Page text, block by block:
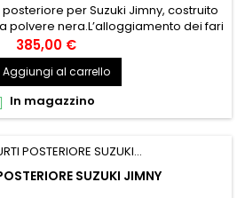
per Suzuki Jimny, costruito
polvere nera.L’alloggiamento dei fari
maggiore protezione di quest’ultimi
e l’altezza da terra permette di poter
oltre che un aumento
del veicolo.Monta su tutti i modelli,...
385,00 €
Aggiungi al carrello
In magazzino
SUZUKI JIMNY